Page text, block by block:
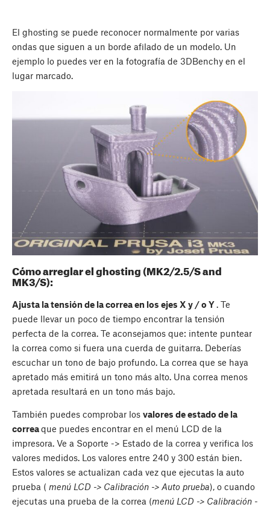
El ghosting se puede reconocer normalmente por varias
ondas que siguen a un borde afilado de un modelo. Un
ejemplo lo puedes ver en la fotografía de 3DBenchy en el
lugar marcado.
Cómo arreglar el ghosting (MK2/2.5/S and
MK3/S):
Ajusta la tensión de la correa en los ejes X y / o Y. Te
puede llevar un poco de tiempo encontrar la tensión
perfecta de la correa. Te aconsejamos que: intente puntear
la correa como si fuera una cuerda de guitarra. Deberías
escuchar un tono de bajo profundo. La correa que se haya
apretado más emitirá un tono más alto. Una correa menos
apretada resultará en un tono más bajo.
También puedes comprobar los valores de estado de la
correaque puedes encontrar en el menú LCD de la
impresora. Ve a Soporte -> Estado de la correa y verifica los
valores medidos. Los valores entre 240 y 300 están bien.
Estos valores se actualizan cada vez que ejecutas la auto
prueba ( menú LCD -> Calibración -> Auto prueba), o cuando
ejecutas una prueba de la correa (menú LCD -> Calibración -